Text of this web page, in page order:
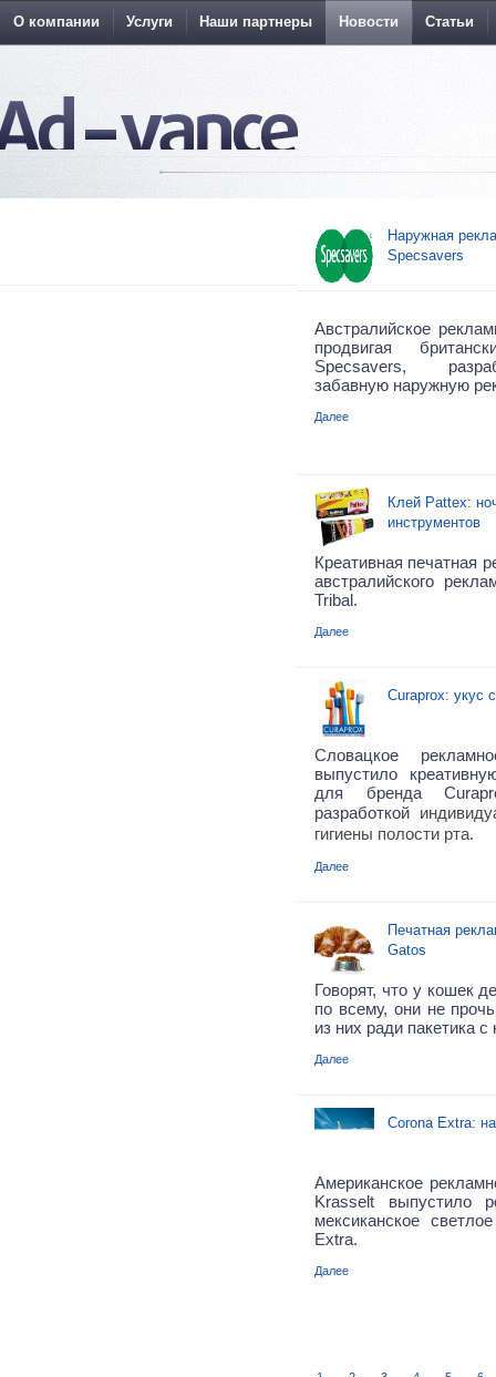
О компании Услуги Наши партнеры Новости Статьи
Наружная
Specsavers
Австралийское
продвигая
Specsavers,
забавную наружную
Далее
Клей Pattex:
инструментов
Креативная печатная
австралийского
Tribal.
Далее
Curaprox: укус
Словацкое
выпустило
для бренда
разработкой
гигиены полости рта.
Далее
Печатная
Gatos
Говорят, что у кошек
по всему, они не
из них ради пакетика
Далее
Corona Extra:
Американское
Krasselt выпустило
мексиканское
Extra.
Далее